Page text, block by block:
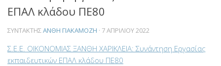
ΕΠΑΛ κλάδου ΠΕ80
ΣΥΝΤΆΚΤΗΣΑΝΘΗ ΓΙΑΚΑΜΟΖΗ · 7 ΑΠΡΙΛΊΟΥ 2022
Σ.Ε.Ε. ΟΙΚΟΝΟΜΙΑΣ ΞΑΝΘΗ ΧΑΡΙΚΛΕΙΑ: Συνάντηση Εργασίας
εκπαιδευτικών ΕΠΑΛ κλάδου ΠΕ80